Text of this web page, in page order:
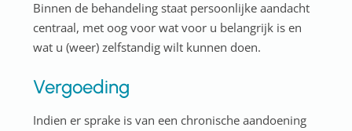
Binnen de behandeling staat persoonlijke aandacht
centraal, met oog voor wat voor u belangrijk is en
wat u (weer) zelfstandig wilt kunnen doen.
Vergoeding
Indien er sprake is van een chronische aandoening